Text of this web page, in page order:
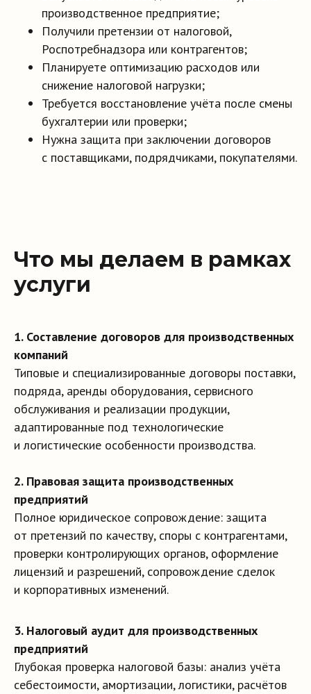
производственное предприятие;
Получили претензии от налоговой,
Роспотребнадзора или контрагентов;
Планируете оптимизацию расходов или
снижение налоговой нагрузки;
Требуется восстановление учёта после смены
бухгалтерии или проверки;
Нужна защита при заключении договоров
с поставщиками, подрядчиками, покупателями.
Что мы делаем в рамках
услуги
1. Составление договоров для производственных
компаний
Типовые и специализированные договоры поставки,
подряда, аренды оборудования, сервисного
обслуживания и реализации продукции,
адаптированные под технологические
и логистические особенности производства.
2. Правовая защита производственных
предприятий
Полное юридическое сопровождение: защита
от претензий по качеству, споры с контрагентами,
проверки контролирующих органов, оформление
лицензий и разрешений, сопровождение сделок
и корпоративных изменений.
3. Налоговый аудит для производственных
предприятий
Глубокая проверка налоговой базы: анализ учёта
себестоимости, амортизации, логистики, расчётов
Что вы получаете